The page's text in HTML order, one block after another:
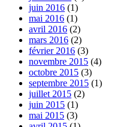
juin 2016 (1)
mai 2016 (1)
avril 2016 (2)
mars 2016 (2)
février 2016 (3)
novembre 2015 (4)
octobre 2015 (3)
septembre 2015 (1)
juillet 2015 (2)
juin 2015 (1)
mai 2015 (3)